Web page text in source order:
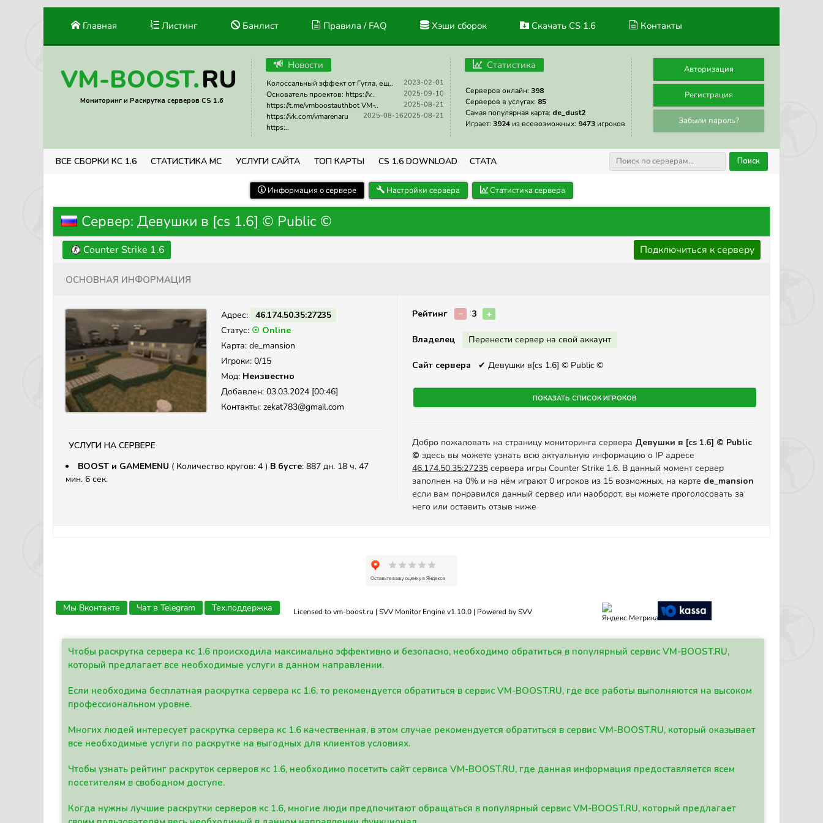
Главная Листинг Банлист Правила / FAQ Хэши сборок Скачать CS 1.6 Контакты
VM-BOOST.RU
Мониторинг и Раскрутка серверов CS 1.6
Новости
2023-02-01
Колоссальный эффект от Гугла, ещ..
2025-09-10
Основатель проектов: https://v..
2025-08-21
https://t.me/vmboostauthbot VM-..
2025-08-21
2025-08-16
https://vk.com/vmarenaru
https:..
Статистика
Серверов онлайн: 398
Серверов в услугах: 85
Самая популярная карта: de_dust2
Играет: 3924 из всевозможных: 9473 игроков
Авторизация
Регистрация
Забыли пароль?
ВСЕ СБОРКИ КС 1.6 СТАТИСТИКА МС УСЛУГИ САЙТА ТОП КАРТЫ CS 1.6 DOWNLOAD СТАТА Поиск
Информация о сервере Настройки сервера Статистика сервера
Сервер: Девушки в [cs 1.6] © Public ©
Counter Strike 1.6 Подключиться к серверу
Основная информация
Адрес:
46.174.50.35:27235
Статус: ☉ Online
Карта: de_mansion
Игроки: 0/15
Мод: Неизвестно
Добавлен: 03.03.2024 [00:46]
Контакты: zekat783@gmail.com
Услуги на сервере
BOOST и GAMEMENU ( Количество кругов: 4 ) В бусте: 887 дн. 18 ч. 47
мин. 6 сек.
Рейтинг − 3 +
Владелец Перенести сервер на свой аккаунт
Сайт сервера ✔ Девушки в[cs 1.6] © Public ©
Показать список игроков
Добро пожаловать на страницу мониторинга сервера Девушки в [cs 1.6] © Public
© здесь вы можете узнать всю актуальную информацию о IP адресе
46.174.50.35:27235 сервера игры Counter Strike 1.6. В данный момент сервер
заполнен на 0% и на нём играют 0 игроков из 15 возможных, на карте de_mansion
если вам понравился данный сервер или наоборот, вы можете проголосовать за
него или оставить отзыв ниже
Licensed to vm-boost.ru | SVV Monitor Engine v1.10.0 | Powered by SVV
Мы Вконтакте Чат в Telegram Тех.поддержка
Чтобы раскрутка сервера кс 1.6 происходила максимально эффективно и безопасно, необходимо обратиться в популярный сервис VM-BOOST.RU,
который предлагает все необходимые услуги в данном направлении.
Если необходима бесплатная раскрутка сервера кс 1.6, то рекомендуется обратиться в сервис VM-BOOST.RU, где все работы выполняются на высоком
профессиональном уровне.
Многих людей интересует раскрутка сервера кс 1.6 качественная, в этом случае рекомендуется обратиться в сервис VM-BOOST.RU, который оказывает
все необходимые услуги по раскрутке на выгодных для клиентов условиях.
Чтобы узнать рейтинг раскруток серверов кс 1.6, необходимо посетить сайт сервиса VM-BOOST.RU, где данная информация предоставляется всем
посетителям в свободном доступе.
Когда нужны лучшие раскрутки серверов кс 1.6, многие люди предпочитают обращаться в популярный сервис VM-BOOST.RU, который предлагает